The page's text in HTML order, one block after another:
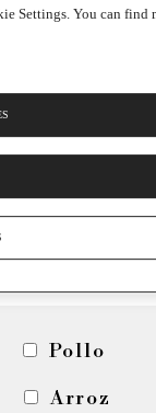
Pollo
Arroz
Settings. You can find